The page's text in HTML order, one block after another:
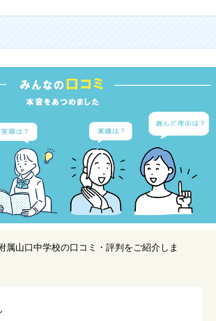
属山口中学校の口コミ・評判をご紹介しま